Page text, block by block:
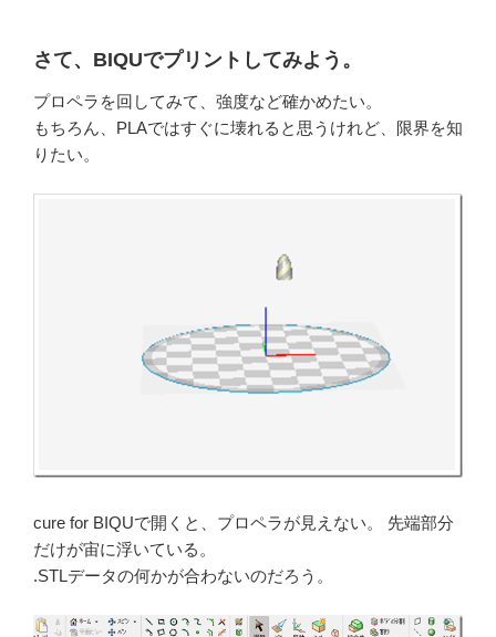
さて、BIQUでプリントしてみよう。
プロペラを回してみて、強度など確かめたい。
もちろん、PLAではすぐに壊れると思うけれど、限界を知
りたい。
cure for BIQUで開くと、プロペラが見えない。 先端部分
だけが宙に浮いている。
.STLデータの何かが合わないのだろう。